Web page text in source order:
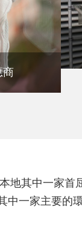
商
地其中一家首
一家主要的